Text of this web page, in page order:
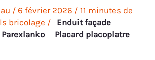
/ 6 février 2026 / 11 minutes de
bricolage /
Enduit façade
Parexlanko Placard placoplatre